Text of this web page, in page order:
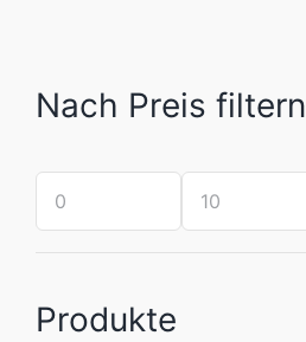
Nach Preis filtern
Mindestpreis
Höchstpreis
Produkte